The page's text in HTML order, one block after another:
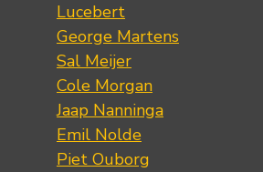
Lucebert
George Martens
Sal Meijer
Cole Morgan
Jaap Nanninga
Emil Nolde
Piet Ouborg